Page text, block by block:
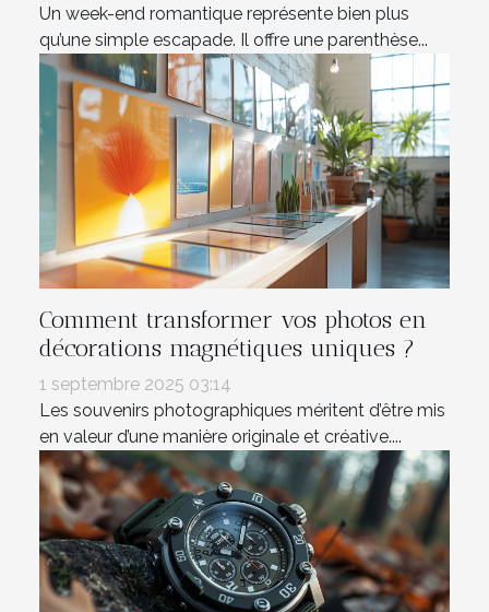
Un week-end romantique représente bien plus
qu’une simple escapade. Il offre une parenthèse...
Comment transformer vos photos en
décorations magnétiques uniques ?
1 septembre 2025 03:14
Les souvenirs photographiques méritent d’être mis
en valeur d’une manière originale et créative....